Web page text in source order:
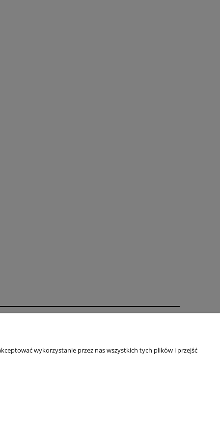
Kontakt i dane firmy
wykorzystanie przez nas wszystkich tych plików i przejść